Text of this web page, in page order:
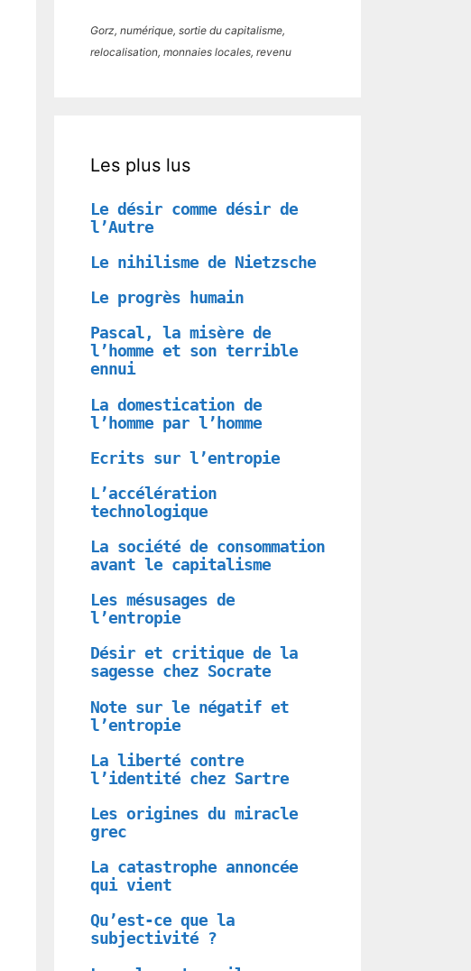
Gorz, numérique, sortie du capitalisme,
relocalisation, monnaies locales, revenu
Les plus lus
Le désir comme désir de
l’Autre
Le nihilisme de Nietzsche
Le progrès humain
Pascal, la misère de
l’homme et son terrible
ennui
La domestication de
l’homme par l’homme
Ecrits sur l’entropie
L’accélération
technologique
La société de consommation
avant le capitalisme
Les mésusages de
l’entropie
Désir et critique de la
sagesse chez Socrate
Note sur le négatif et
l’entropie
La liberté contre
l’identité chez Sartre
Les origines du miracle
grec
La catastrophe annoncée
qui vient
Qu’est-ce que la
subjectivité ?